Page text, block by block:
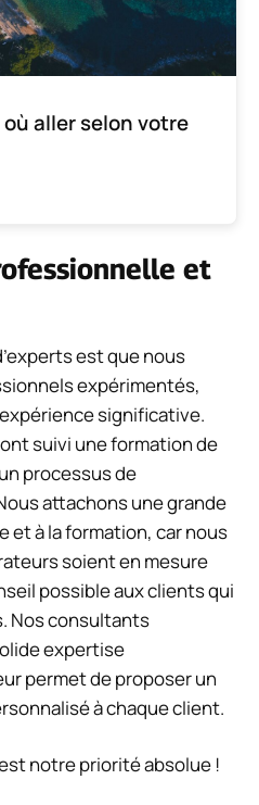
aller selon votre
et
est que nous
expérimentés,
significative.
suivi une formation de
processus de
attachons une grande
et à la formation, car nous
soient en mesure
possible aux clients qui
Nos consultants
expertise
permet de proposer un
à chaque client.
notre priorité absolue !